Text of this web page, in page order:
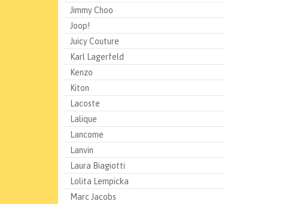
Jimmy Choo
Joop!
Juicy Couture
Karl Lagerfeld
Kenzo
Kiton
Lacoste
Lalique
Lancome
Lanvin
Laura Biagiotti
Lolita Lempicka
Marc Jacobs